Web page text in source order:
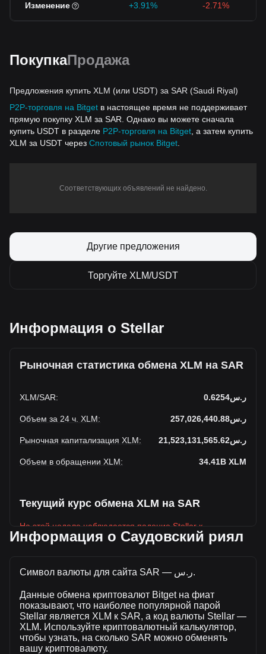
Изменение +3.91% -2.71%
ПокупкаПродажа
Предложения купить XLM (или USDT) за SAR (Saudi Riyal)
P2P-торговля на Bitget в настоящее время не поддерживает
прямую покупку XLM за SAR. Однако вы можете сначала
купить USDT в разделе P2P-торговля на Bitget , а затем купить
XLM за USDT через Спотовый рынок Bitget
Соответствующих объявлений не найдено.
Другие предложения
Торгуйте XLM/USDT
Информация о Stellar
Рыночная статистика обмена XLM на SAR
XLM/SAR: ر.س0.6254
Объем за 24 ч. XLM: ر.س257,026,440.88
Рыночная капитализация XLM: ر.س21,523,131,565.62
Объем в обращении XLM: 34.41B XLM
Текущий курс обмена XLM на SAR
На этой неделе наблюдается падение Stellar к
Саудовский риял
XLM, а общая рыночная капитализация составляет
Stellar ر.س21,523,131,565.62 SAR. Объем торгов упал на
Stellar% (ر.س-71,316,391.55 SAR) за последние 24 часа,
а объем торгов -21.72 составил ر.س328,342,832.42 было
продано за тот же период.
Информация о Саудовский риял
Символ валюты для сайта SAR — ر.س.
Данные обмена криптовалют Bitget на фиат
показывают, что наиболее популярной парой
Stellar является XLM к SAR, а код валюты Stellar —
XLM. Используйте криптовалютный калькулятор,
чтобы узнать, на сколько SAR можно обменять
вашу криптовалюту.